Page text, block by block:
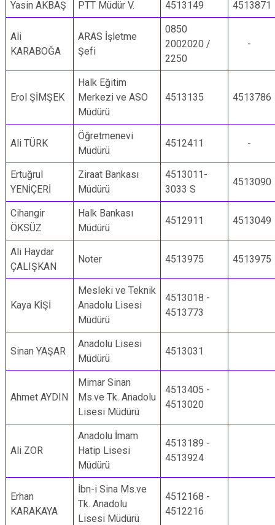
Yasin AKBAŞ PTT Müdür V. 4513149 4513871
Ali
KARABOĞA
ARAS İşletme
Şefi
0850
2002020 /
2250
-
Erol ŞİMŞEK
Halk Eğitim
Merkezi ve ASO
Müdürü
4513135 4513786
Ali TÜRK
Öğretmenevi
Müdürü
4512411 -
Ertuğrul
YENİÇERİ
Ziraat Bankası
Müdürü
4513011-
3033 S
4513090
Cihangir
ÖKSÜZ
Halk Bankası
Müdürü
4512911 4513049
Ali Haydar
ÇALIŞKAN
Noter 4513975 4513975
Kaya KİŞİ
Mesleki ve Teknik
Anadolu Lisesi
Müdürü
4513018 -
4513773
Sinan YAŞAR
Anadolu Lisesi
Müdürü
4513031
Ahmet AYDIN
Mimar Sinan
Ms.ve Tk. Anadolu
Lisesi Müdürü
4513405 -
4513020
Ali ZOR
Anadolu İmam
Hatip Lisesi
Müdürü
4513189 -
4513924
Erhan
KARAKAYA
İbn-i Sina Ms.ve
Tk. Anadolu
Lisesi Müdürü
4512168 -
4512216